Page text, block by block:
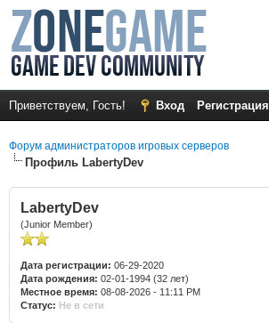
Приветствуем, Гость! Вход Регистрация
Форум администраторов игровых серверов
Профиль LabertyDev
LabertyDev
(Junior Member)
Дата регистрации: 06-29-2020
Дата рождения: 02-01-1994 (32 лет)
Местное время: 08-08-2026 - 11:11 PM
Статус: Не в сети